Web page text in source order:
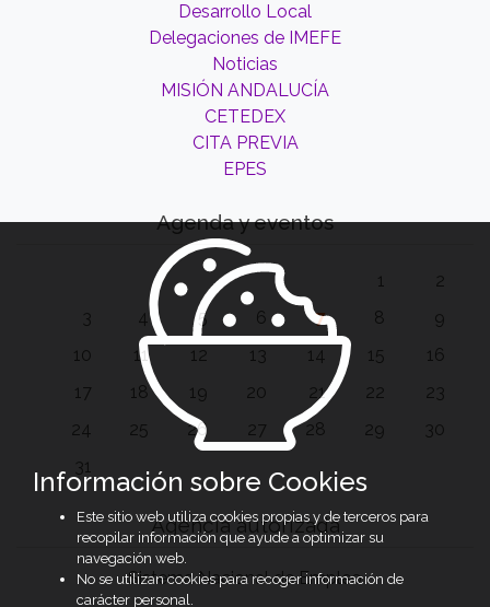
Desarrollo Local
Delegaciones de IMEFE
Noticias
MISIÓN ANDALUCÍA
CETEDEX
CITA PREVIA
EPES
Agenda y eventos
1
2
3
4 5 6 7 8
9
10
11 12 13 14 15
16
17
18 19 20 21 22
23
24
25 26 27 28 29
30
31
Agencia autorizada
Sistema Nacional de Empleo
Información sobre Cookies
Este sitio web utiliza cookies propias y de terceros para
recopilar información que ayude a optimizar su
navegación web.
No se utilizan cookies para recoger información de
carácter personal.